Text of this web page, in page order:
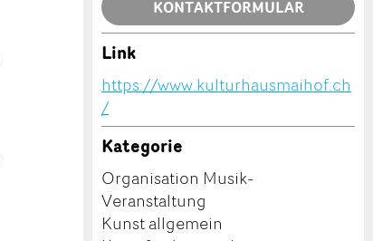
KONTAKTFORMULAR
Link
https://www.kulturhausmaihof.ch
/
Kategorie
Organisation Musik-
Veranstaltung
Kunst allgemein